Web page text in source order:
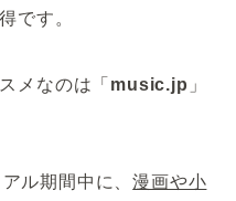
です。
メなのは「 music.jp 」
アル期間中に、漫画や小